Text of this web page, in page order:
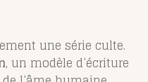
une série culte.
, un modèle d’écriture